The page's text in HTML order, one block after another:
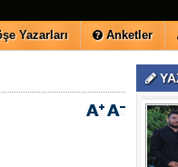
Yazarları Anketler